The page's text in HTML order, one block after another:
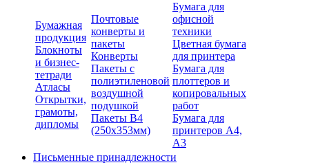
Бумажная
продукция
Блокноты
и бизнес-
тетради
Атласы
Открытки,
грамоты,
дипломы
Почтовые
конверты и
пакеты
Конверты
Пакеты с
полиэтиленовой
воздушной
подушкой
Пакеты В4
(250х353мм)
Бумага для
офисной
техники
Цветная бумага
для принтера
Бумага для
плоттеров и
копировальных
работ
Бумага для
принтеров А4,
А3
Письменные принадлежности